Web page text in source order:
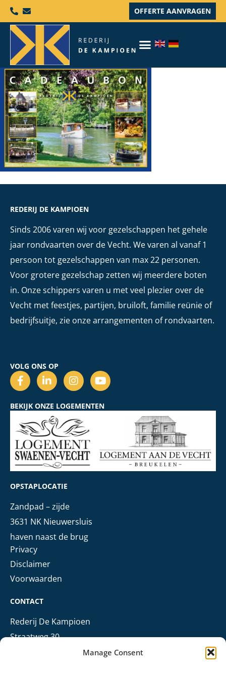
Manage Consent
OFFERTE AANVRAGEN
REDERIJ DE KAMPIOEN
Sinds 2006 varen wij voor gezelschappen het gehele
jaar rondvaarten over de Vecht. We varen al vanaf 1
persoon tot gezelschappen van max 22 personen.
Voor grotere gezelschap zetten wij meerdere boten
in. Onze schippers varen u met veel plezier over de
Vecht met feestjes, partijen, bruiloft, familie reünie of
bedrijfsuitje, zie onze arrangementen of rondvaarten.
VOLG ONS OP
BEKIJK ONZE LOGEMENTEN
OPSTAPLOCATIE
Zandpad – zijde
3631 NK Nieuwersluis
haven naast de brug
Privacy
Disclaimer
Voorwaarden
CONTACT
Rederij De Kampioen
Straatweg 30